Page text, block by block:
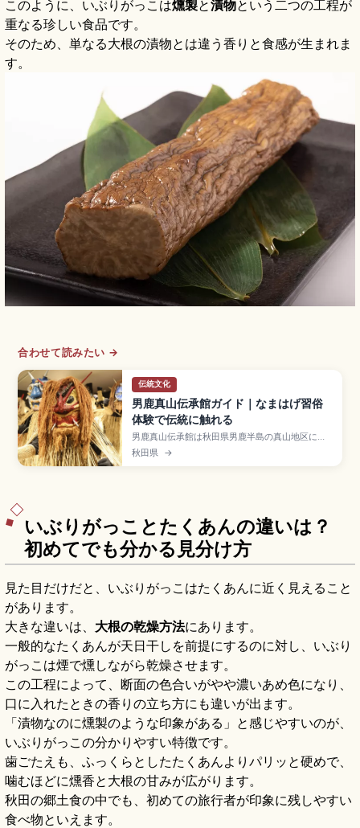
このように、いぶりがっこは燻製と漬物という二つの工程が
重なる珍しい食品です。
そのため、単なる大根の漬物とは違う香りと食感が生まれま
す。
合わせて読みたい →
伝統文化
男鹿真山伝承館ガイド｜なまはげ習俗
体験で伝統に触れる
男鹿真山伝承館は秋田県男鹿半島の真山地区にあ
る伝統行事「なまはげ」を間近で体験できる施設
で、大晦日の行事を再現した「なまはげ習俗体
した。
秋田県 →
いぶりがっことたくあんの違いは？
初めてでも分かる見分け方
見た目だけだと、いぶりがっこはたくあんに近く見えること
があります。
大きな違いは、 大根の乾燥方法にあります。
一般的なたくあんが天日干しを前提にするのに対し、いぶり
がっこは煙で燻しながら乾燥させます。
この工程によって、断面の色合いがやや濃いあめ色になり、
口に入れたときの香りの立ち方にも違いが出ます。
「漬物なのに燻製のような印象がある」と感じやすいのが、
いぶりがっこの分かりやすい特徴です。
歯ごたえも、ふっくらとしたたくあんよりパリッと硬めで、
噛むほどに燻香と大根の甘みが広がります。
秋田の郷土食の中でも、初めての旅行者が印象に残しやすい
食べ物といえます。